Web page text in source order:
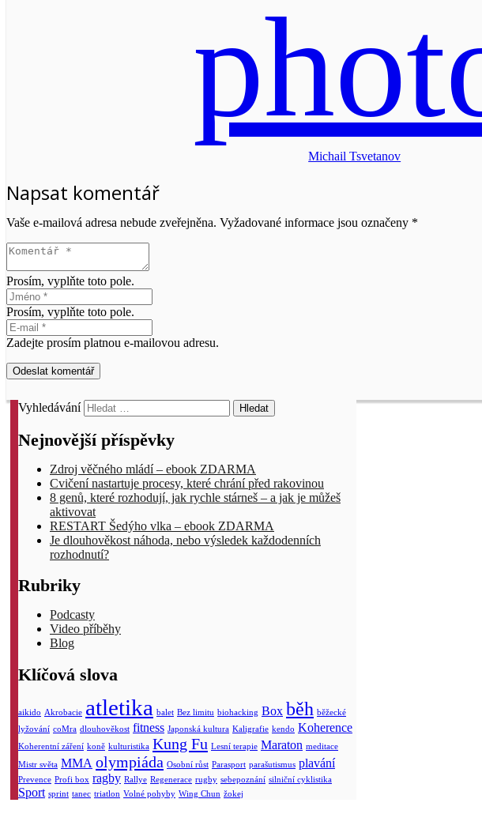
Michail Tsvetanov
Napsat komentář
Vaše e-mailová adresa nebude zveřejněna. Vyžadované informace jsou označeny *
Prosím, vyplňte toto pole.
Prosím, vyplňte toto pole.
Zadejte prosím platnou e-mailovou adresu.
Odeslat komentář
Vyhledávání
Nejnovější příspěvky
Zdroj věčného mládí – ebook ZDARMA
Cvičení nastartuje procesy, které chrání před rakovinou
8 genů, které rozhodují, jak rychle stárneš – a jak je můžeš
aktivovat
RESTART Šedýho vlka – ebook ZDARMA
Je dlouhověkost náhoda, nebo výsledek každodenních
rozhodnutí?
Rubriky
Podcasty
Video příběhy
Blog
Klíčová slova
aikido Akrobacie atletika balet Bez limitu biohacking Box běh běžecké
lyžování coMra dlouhověkost fitness Japonská kultura Kaligrafie kendo Koherence
Koherentní záření koně kulturistika Kung Fu Lesní terapie Maraton meditace
Mistr světa MMA olympiáda Osobní růst Parasport parašutismus plavání
Prevence Profi box ragby Rallye Regenerace rugby sebepoznání silniční cyklistika
Sport sprint tanec triatlon Volné pohyby Wing Chun žokej